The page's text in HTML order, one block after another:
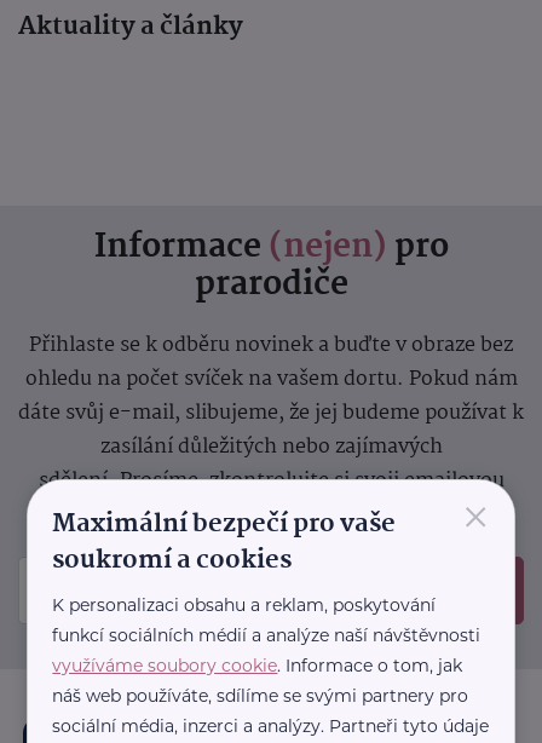
Aktuality a články
Informace (nejen) pro
prarodiče
Přihlaste se k odběru novinek a buďte v obraze bez
ohledu na počet svíček na vašem dortu. Pokud nám
dáte svůj e-mail, slibujeme, že jej budeme používat k
zasílání důležitých nebo zajímavých
sdělení.Prosíme, zkontrolujte si svoji emailovou
schránku, kam jsme poslali potvrzovací e-mail.
×
Maximální bezpečí pro vaše
soukromí a cookies
K personalizaci obsahu a reklam, poskytování
funkcí sociálních médií a analýze naší návštěvnosti
využíváme soubory cookie. Informace o tom, jak
náš web používáte, sdílíme se svými partnery pro
sociální média, inzerci a analýzy. Partneři tyto údaje